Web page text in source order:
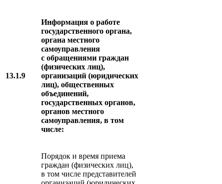
13.1.9
Информация о работе
государственного органа,
органа местного
самоуправления
с обращениями граждан
(физических лиц),
организаций (юридических
лиц), общественных
объединений,
государственных органов,
органов местного
самоуправления, в том
числе:
Порядок и время приема
граждан (физических лиц),
в том числе представителей